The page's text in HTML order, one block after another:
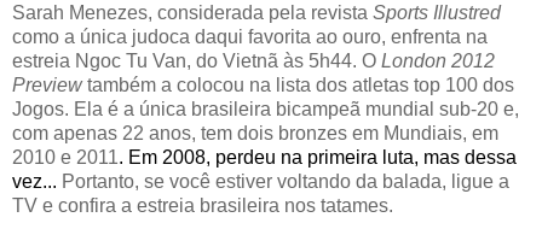
Sarah Menezes, considerada pela revista Sports Illustred
como a única judoca daqui favorita ao ouro, enfrenta na
estreia Ngoc Tu Van, do Vietnã às 5h44. O London 2012
Previewtambém a colocou na lista dos atletas top 100 dos
Jogos. Ela é a única brasileira bicampeã mundial sub-20 e,
com apenas 22 anos, tem dois bronzes em Mundiais, em
2010 e 2011. Em 2008, perdeu na primeira luta, mas dessa
vez... Portanto, se você estiver voltando da balada, ligue a
TV e confira a estreia brasileira nos tatames.